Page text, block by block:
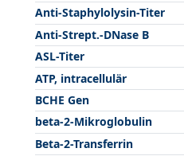
Anti-Staphylolysin-Titer
Anti-Strept.-DNase B
ASL-Titer
ATP, intracellulär
BCHE Gen
beta-2-Mikroglobulin
Beta-2-Transferrin